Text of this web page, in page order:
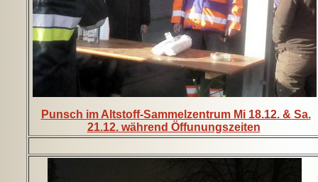
Punsch im Altstoff-Sammelzentrum Mi 18.12. & Sa.
21.12. während Öffunungszeiten